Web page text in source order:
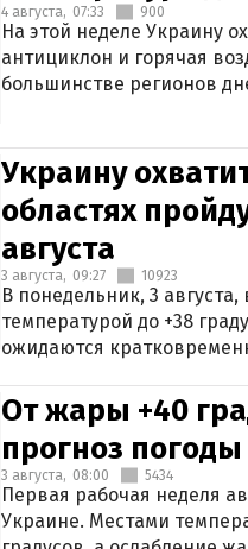
4 августа, 07:33 900
На этой неделе Украину
антициклон и горячая
большинстве регионов
Украину
областях
августа
3 августа, 09:27 10923
В понедельник, 3
температурой до +38
ожидаются
От жары +40
прогноз
3 августа, 08:00 5434
Первая рабочая неделя
Украине. Местами